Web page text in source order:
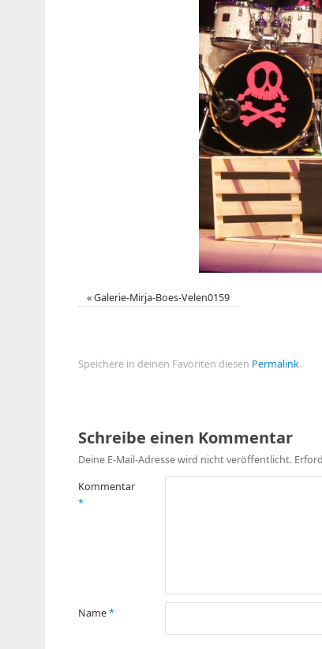
«Galerie-Mirja-Boes-Velen0159
Speichere in deinen Favoriten diesen Permalink.
Schreibe einen Kommentar
Deine E-Mail-Adresse wird nicht veröffentlicht.
Kommentar
*
Name*